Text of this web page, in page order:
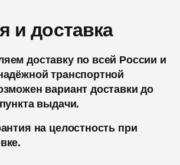
и доставка
доставку по всей России и
транспортной
вариант доставки до
выдачи.
на целостность при